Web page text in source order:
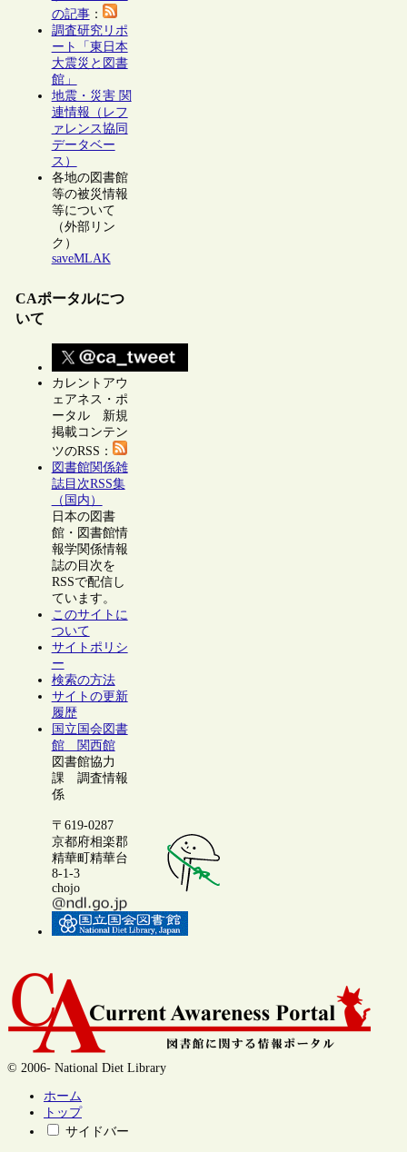
の記事：
調査研究リポ
ート「東日本
大震災と図書
館」
地震・災害 関
連情報（レフ
ァレンス協同
データベー
ス）
各地の図書館
等の被災情報
等について
（外部リン
ク）
saveMLAK
CAポータルにつ
いて
カレントアウ
ェアネス・ポ
ータル 新規
掲載コンテン
ツのRSS：
図書館関係雑
誌目次RSS集
（国内）
日本の図書
館・図書館情
報学関係情報
誌の目次を
RSSで配信し
ています。
このサイトに
ついて
サイトポリシ
ー
検索の方法
サイトの更新
履歴
国立国会図書
館 関西館
図書館協力
課 調査情報
係
〒619-0287
京都府相楽郡
精華町精華台
8-1-3
chojo
© 2006- National Diet Library
ホーム
トップ
サイドバー